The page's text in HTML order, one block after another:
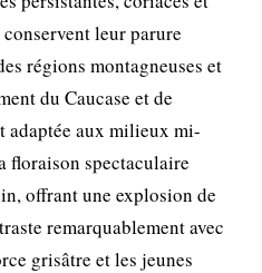
leur parure
régions montagneuses et
du Caucase et de
adaptée aux milieux mi-
floraison spectaculaire
offrant une explosion de
remarquablement avec
grisâtre et les jeunes